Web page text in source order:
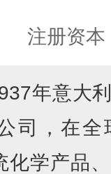
注册资
年意大
司，在全
化学产品